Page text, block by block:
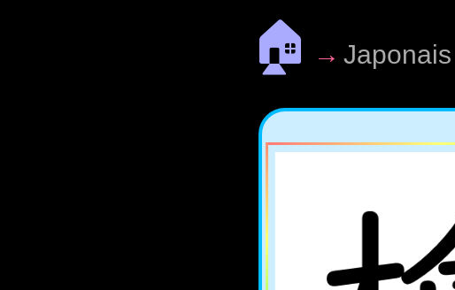
🏠 → Japonais